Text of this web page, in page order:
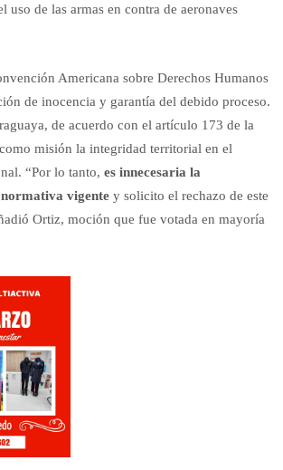
uso de las armas en contra de aeronaves
Americana sobre Derechos Humanos
de inocencia y garantía del debido proceso.
de acuerdo con el artículo 173 de la
misión la integridad territorial en el
“Por lo tanto, es innecesaria la
vigentey solicito el rechazo de este
Ortiz, moción que fue votada en mayoría